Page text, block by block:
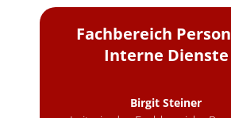
Fachbereich
Interne Dienste
Birgit Steiner